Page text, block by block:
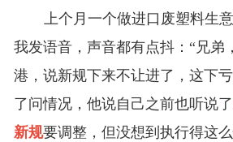
上个月一个做进口废塑料生
我发语音，声音都有点抖：“兄弟
港，说新规下来不让进了，这下
了问情况，他说自己之前也听说了
新规要调整，但没想到执行得这